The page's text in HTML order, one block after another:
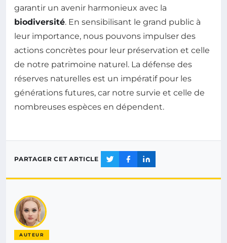
garantir un avenir harmonieux avec la
biodiversité. En sensibilisant le grand public à
leur importance, nous pouvons impulser des
actions concrètes pour leur préservation et celle
de notre patrimoine naturel. La défense des
réserves naturelles est un impératif pour les
générations futures, car notre survie et celle de
nombreuses espèces en dépendent.
PARTAGER CET ARTICLE
AUTEUR